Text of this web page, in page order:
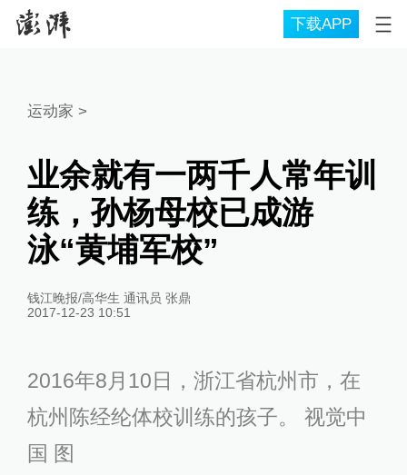
下载APP
运动家 >
业余就有一两千人常年训
练，孙杨母校已成游
泳“黄埔军校”
钱江晚报/高华生 通讯员 张鼎
2017-12-23 10:51
2016年8月10日，浙江省杭州市，在
杭州陈经纶体校训练的孩子。 视觉中
国 图